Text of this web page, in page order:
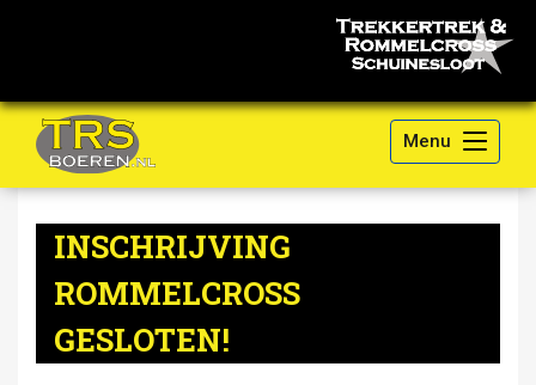
Menu
INSCHRIJVING
ROMMELCROSS
GESLOTEN!